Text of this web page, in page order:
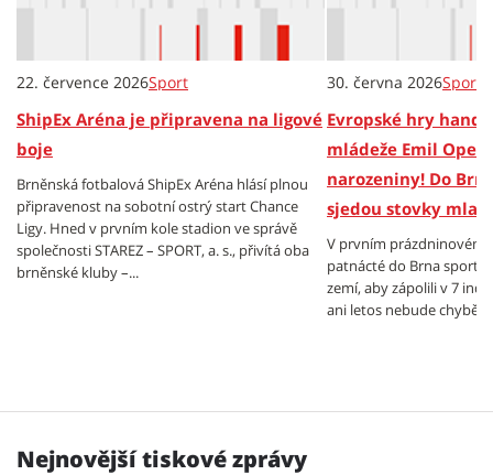
22. července 2026Sport
ShipEx Aréna je připravena na ligové
boje
Brněnská fotbalová ShipEx Aréna hlásí plnou
připravenost na sobotní ostrý start Chance
Ligy. Hned v prvním kole stadion ve správě
společnosti STAREZ – SPORT, a. s., přivítá oba
brněnské kluby –...
30. června 2026Sport
Evropské hry
mládeže Emil
narozeniny! Do
sjedou stovky
V prvním prázdninovém
patnácté do Brna
zemí, aby zápolili v 7
ani letos nebude chybět
Nejnovější tiskové zprávy